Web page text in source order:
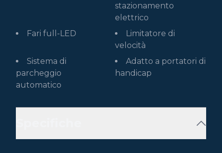
stazionamento
elettrico
Fari full-LED
Limitatore di
velocità
Sistema di
parcheggio
automatico
Adatto a portatori di
handicap